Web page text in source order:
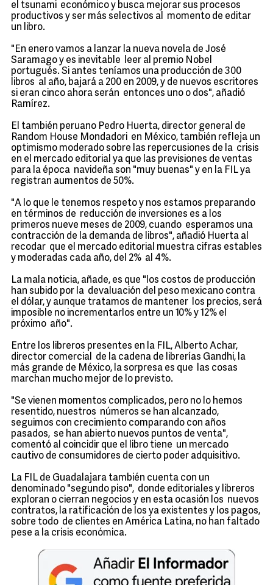
el tsunami económico y busca mejorar sus procesos
productivos y ser más selectivos al momento de editar
un libro.
"En enero vamos a lanzar la nueva novela de José
Saramago y es inevitable leer al premio Nobel
portugués. Si antes teníamos una producción de 300
libros al año, bajará a 200 en 2009, y de nuevos escritores
si eran cinco ahora serán entonces uno o dos", añadió
Ramírez.
El también peruano Pedro Huerta, director general de
Random House Mondadori en México, también refleja un
optimismo moderado sobre las repercusiones de la crisis
en el mercado editorial ya que las previsiones de ventas
para la época navideña son "muy buenas" y en la FIL ya
registran aumentos de 50%.
"A lo que le tenemos respeto y nos estamos preparando
en términos de reducción de inversiones es a los
primeros nueve meses de 2009, cuando esperamos una
contracción de la demanda de libros", añadió Huerta al
recodar que el mercado editorial muestra cifras estables
y moderadas cada año, del 2% al 4%.
La mala noticia, añade, es que "los costos de producción
han subido por la devaluación del peso mexicano contra
el dólar, y aunque tratamos de mantener los precios, será
imposible no incrementarlos entre un 10% y 12% el
próximo año".
Entre los libreros presentes en la FIL, Alberto Achar,
director comercial de la cadena de librerías Gandhi, la
más grande de México, la sorpresa es que las cosas
marchan mucho mejor de lo previsto.
"Se vienen momentos complicados, pero no lo hemos
resentido, nuestros números se han alcanzado,
seguimos con crecimiento comparando con años
pasados, se han abierto nuevos puntos de venta",
comentó al coincidir que el libro tiene un mercado
cautivo de consumidores de cierto poder adquisitivo.
La FIL de Guadalajara también cuenta con un
denominado "segundo piso", donde editoriales y libreros
exploran o cierran negocios y en esta ocasión los nuevos
contratos, la ratificación de los ya existentes y los pagos,
sobre todo de clientes en América Latina, no han faltado
pese a la crisis económica.